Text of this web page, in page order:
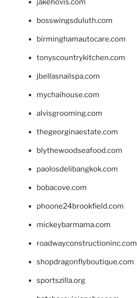
jakehovis.com
bosswingsduluth.com
birminghamautocare.com
tonyscountrykitchen.com
jbellasnailspa.com
mychaihouse.com
alvisgrooming.com
thegeorginaestate.com
blythewoodseafood.com
paolosdelibangkok.com
bobacove.com
phoone24brookfield.com
mickeybarmama.com
roadwayconstructioninc.com
shopdragonflyboutique.com
sportszilla.org